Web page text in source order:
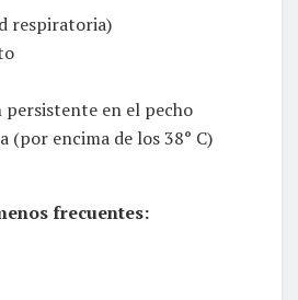
respiratoria)
persistente en el pecho
(por encima de los 38° C)
frecuentes: